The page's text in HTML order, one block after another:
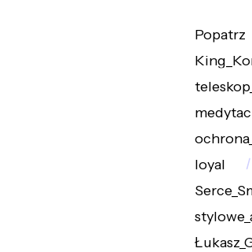
Popatrz
loyal